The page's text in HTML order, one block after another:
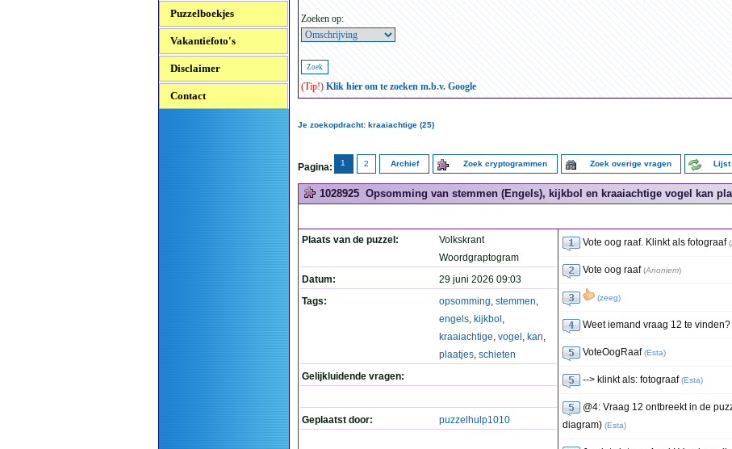
Puzzelboekjes
Vakantiefoto's
Disclaimer
Contact
Zoeken op:
(Tip!) Klik hier om te zoeken m.b.v. Google
Je zoekopdracht: kraaiachtige (25)
Pagina: 1 2 Archief Zoek cryptogrammen Zoek overige vragen Lijst
1028925 Opsomming van stemmen (Engels), kijkbol en kraaiachtige vogel kan
Plaats van de puzzel:
Volkskrant
Woordgraptogram
Datum:
29 juni 2026 09:03
Tags:
opsomming, stemmen,
engels, kijkbol ,
kraaiachtige, vogel , kan,
plaatjes, schieten
Gelijkluidende vragen:
Geplaatst door: puzzelhulp1010
Vote oog raaf. Klinkt als fotograaf (
Vote oog raaf (Anoniem)
(zeeg)
Weet iemand vraag 12 te
VoteOogRaaf (Esta)
--> klinkt als: fotograaf (Esta)
@4: Vraag 12 ontbreekt in de
diagram) (Esta)